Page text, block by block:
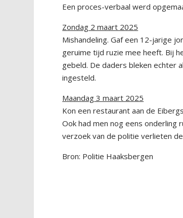
Een proces-verbaal werd
Zondag 2 maart 2025
Mishandeling. Gaf een 12-jarige
geruime tijd ruzie mee heeft. Bij
gebeld. De daders bleken echter
ingesteld.
Maandag 3 maart 2025
Kon een restaurant aan de
Ook had men nog eens
verzoek van de politie verlieten
Bron: Politie Haaksbergen